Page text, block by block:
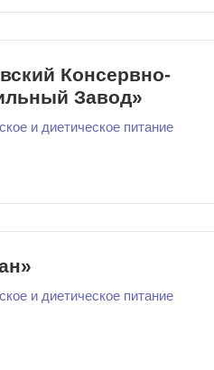
Консервно-
Завод»
и диетическое питание
и диетическое питание